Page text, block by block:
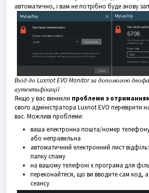
автоматично, і вам не потрібно буде знову
Вхід до Luxriot EVO Monitor за допомогою
аутентифікації
Якщо у вас виникли проблеми з
свого адміністратора Luxriot EVO перевірити
вас. Можливі проблеми:
ваша електронна пошта/номер телефону
або неправильна
автоматичний електронний лист
папку спаму
на вашому телефоні є програма для
переконайтеся, що ви вводите сам код, а
сеансу